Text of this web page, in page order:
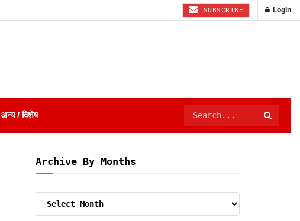
SUBSCRIBE Login
अन्य / विशेष
Archive By Months